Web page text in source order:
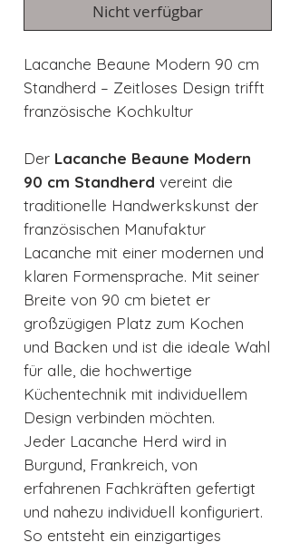
Nicht verfügbar
Lacanche Beaune Modern 90 cm
Standherd – Zeitloses Design trifft
französische Kochkultur
Der Lacanche Beaune Modern
90 cm Standherd vereint die
traditionelle Handwerkskunst der
französischen Manufaktur
Lacanche mit einer modernen und
klaren Formensprache. Mit seiner
Breite von 90 cm bietet er
großzügigen Platz zum Kochen
und Backen und ist die ideale Wahl
für alle, die hochwertige
Küchentechnik mit individuellem
Design verbinden möchten.
Jeder Lacanche Herd wird in
Burgund, Frankreich, von
erfahrenen Fachkräften gefertigt
und nahezu individuell konfiguriert.
So entsteht ein einzigartiges